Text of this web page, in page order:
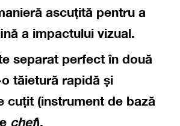
ascuțită pentru a
a impactului vizual.
separat perfect în două
tăietură rapidă și
cuțit (instrument de bază
chef).